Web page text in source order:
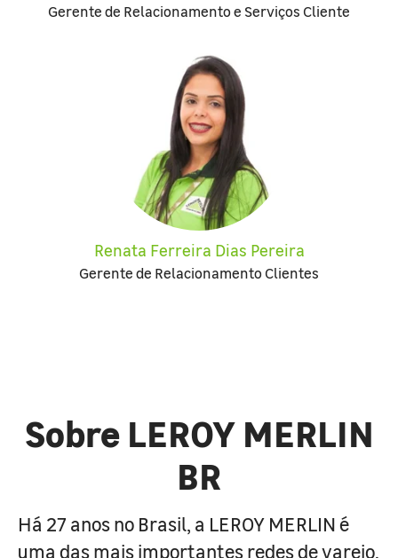
Gerente de Relacionamento e Serviços Cliente
Renata Ferreira Dias Pereira
Gerente de Relacionamento Clientes
Sobre LEROY MERLIN
BR
Há 27 anos no Brasil, a LEROY MERLIN é
uma das mais importantes redes de varejo,